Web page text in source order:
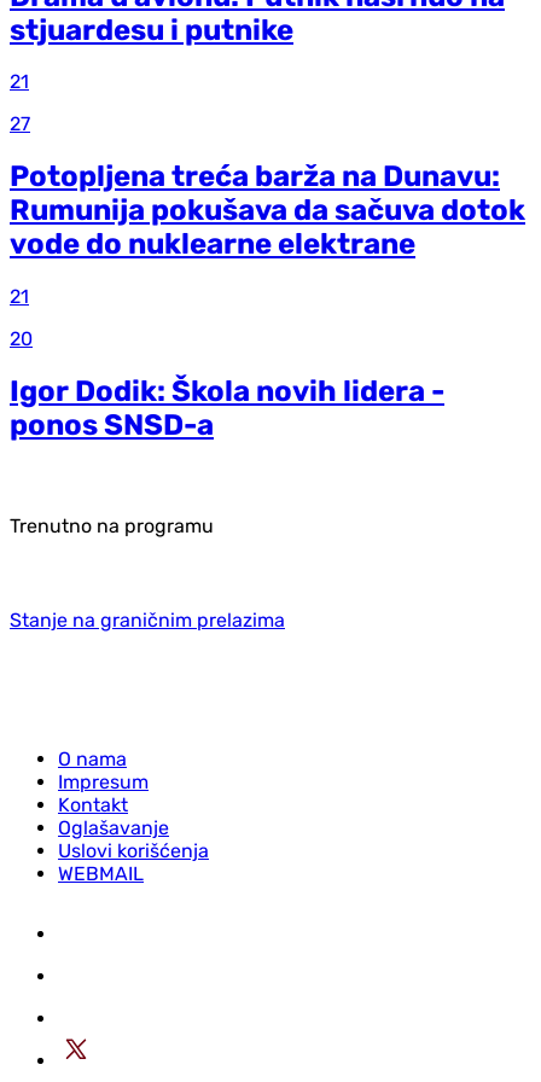
stjuardesu i putnike
21
27
Potopljena treća barža na Dunavu:
Rumunija pokušava da sačuva dotok
vode do nuklearne elektrane
21
20
Igor Dodik: Škola novih lidera -
ponos SNSD-a
Trenutno na programu
Stanje na graničnim prelazima
O nama
Impresum
Kontakt
Oglašavanje
Uslovi korišćenja
WEBMAIL